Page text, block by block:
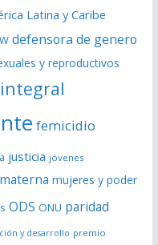
Latina y Caribe
defensora de genero
y reproductivos
femicidio
justicia jóvenes
mujeres y poder
ODS ONU paridad
y desarrollo premio